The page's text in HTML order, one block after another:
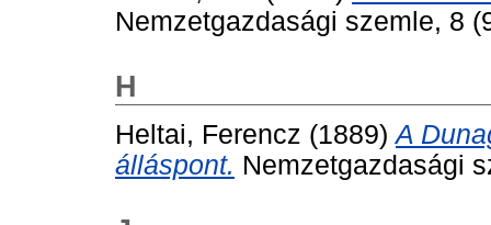
Nemzetgazdasági szemle, 8
H
Heltai, Ferencz (1889)A
álláspont. Nemzetgazdasági